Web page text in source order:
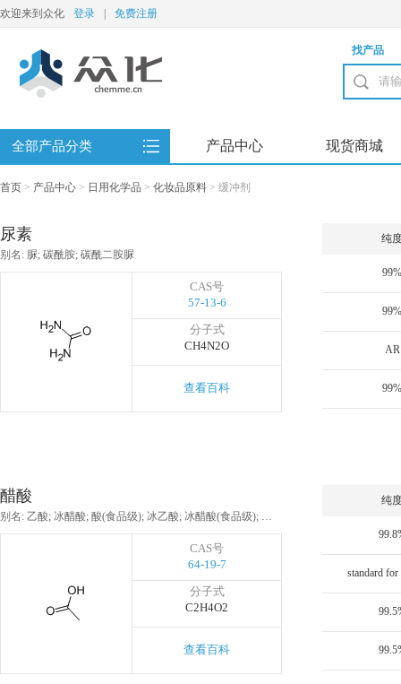
欢迎来到众化 登录 免费注册
找产品
全部产品分类 产品中心 现货商城
首页 > 产品中心 > 日用化学品 > 化妆品原料 > 缓冲剂
尿素
别名: 脲; 碳酰胺; 碳酰二胺脲
CAS号
57-13-6
分子式
CH4N2O
查看百科
纯
99%
99%
AR
99%
醋酸
别名: 乙酸; 冰醋酸; 酸(食品级); 冰乙酸; 冰醋酸(食品级); 乙酸,无水; 醋酸(食品级); 乙酸,36%; 醋酸,36%
CAS号
64-19-7
分子式
C2H4O2
查看百科
纯